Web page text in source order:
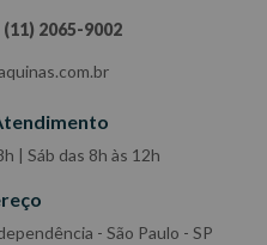
(11) 2065-9002
| Sáb das 8h às 12h
- São Paulo - SP